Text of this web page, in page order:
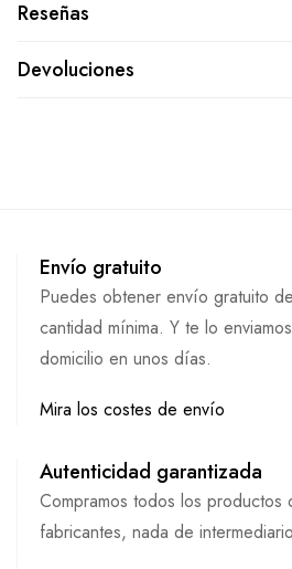
Reseñas
Devoluciones
Envío gratuito
Puedes obtener envío gratuito
cantidad mínima. Y te lo
domicilio en unos días.
Mira los costes de envío
Autenticidad garantizada
Compramos todos los productos
fabricantes, nada de